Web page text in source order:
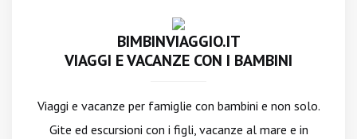
BIMBINVIAGGIO.IT
VIAGGI E VACANZE CON I BAMBINI
Viaggi e vacanze per famiglie con bambini e non solo.
Gite ed escursioni con i figli, vacanze al mare e in